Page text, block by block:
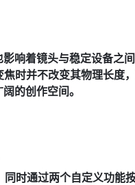
响着镜头与稳定设备之
时并不改变其物理长度，
的创作空间。
时通过两个自定义功能